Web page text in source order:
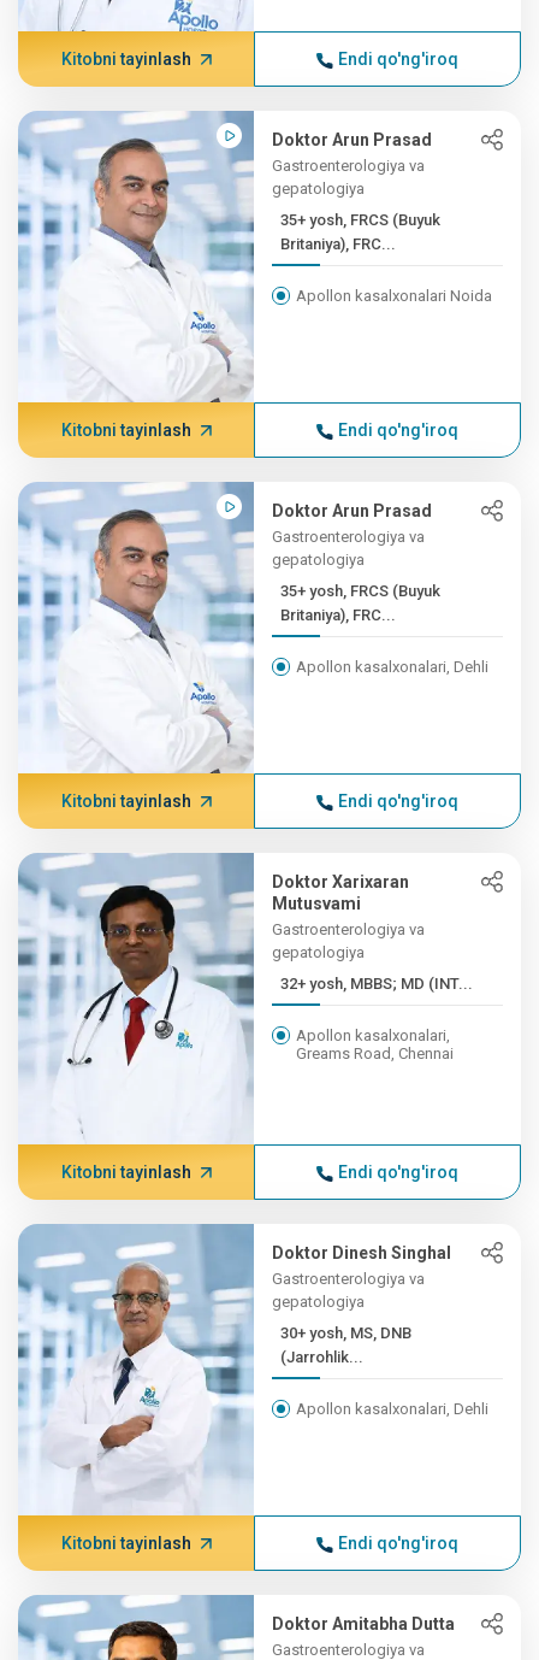
Kitobni tayinlash Endi qo'ng'iroq
Doktor Arun Prasad
Gastroenterologiya va
gepatologiya
35+ yosh, FRCS (Buyuk
Britaniya), FRC...
Apollon kasalxonalari Noida
Kitobni tayinlash Endi qo'ng'iroq
Doktor Arun Prasad
Gastroenterologiya va
gepatologiya
35+ yosh, FRCS (Buyuk
Britaniya), FRC...
Apollon kasalxonalari, Dehli
Kitobni tayinlash Endi qo'ng'iroq
Doktor Xarixaran
Mutusvami
Gastroenterologiya va
gepatologiya
32+ yosh, MBBS; MD (INT...
Apollon kasalxonalari,
Greams Road, Chennai
Kitobni tayinlash Endi qo'ng'iroq
Doktor Dinesh Singhal
Gastroenterologiya va
gepatologiya
30+ yosh, MS, DNB
(Jarrohlik...
Apollon kasalxonalari, Dehli
Kitobni tayinlash Endi qo'ng'iroq
Doktor Amitabha Dutta
Gastroenterologiya va